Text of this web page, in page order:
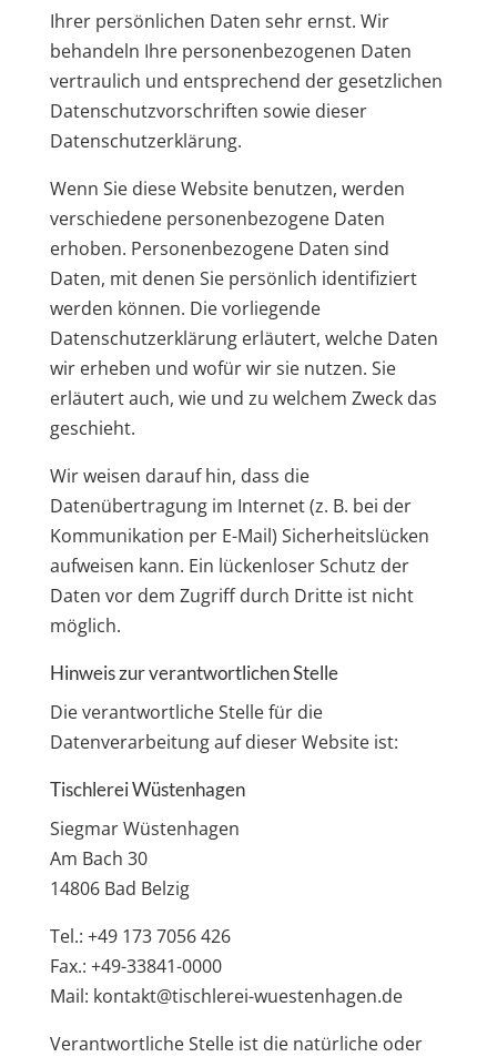
Ihrer persönlichen Daten sehr ernst. Wir
behandeln Ihre personenbezogenen Daten
vertraulich und entsprechend der gesetzlichen
Datenschutzvorschriften sowie dieser
Datenschutzerklärung.
Wenn Sie diese Website benutzen, werden
verschiedene personenbezogene Daten
erhoben. Personenbezogene Daten sind
Daten, mit denen Sie persönlich identifiziert
werden können. Die vorliegende
Datenschutzerklärung erläutert, welche Daten
wir erheben und wofür wir sie nutzen. Sie
erläutert auch, wie und zu welchem Zweck das
geschieht.
Wir weisen darauf hin, dass die
Datenübertragung im Internet (z. B. bei der
Kommunikation per E-Mail) Sicherheitslücken
aufweisen kann. Ein lückenloser Schutz der
Daten vor dem Zugriff durch Dritte ist nicht
möglich.
Hinweis zur verantwortlichen Stelle
Die verantwortliche Stelle für die
Datenverarbeitung auf dieser Website ist:
Tischlerei Wüstenhagen
Siegmar Wüstenhagen
Am Bach 30
14806 Bad Belzig
Tel.: +49 173 7056 426
Fax.: +49-33841-0000
Mail: kontakt@tischlerei-wuestenhagen.de
Verantwortliche Stelle ist die natürliche oder